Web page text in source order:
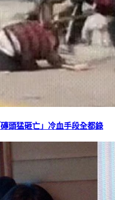
頭猛砸亡」冷血手段全都錄